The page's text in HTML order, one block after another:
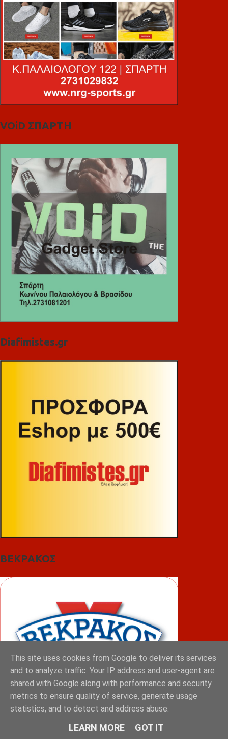
VOiD ΣΠΑΡΤΗ
Diafimistes.gr
ΒΕΚΡΑΚΟΣ
This site uses cookies from Google to deliver its services
and to analyze traffic. Your IP address and user-agent are
shared with Google along with performance and security
metrics to ensure quality of service, generate usage
statistics, and to detect and address abuse.
LEARN MORE GOT IT